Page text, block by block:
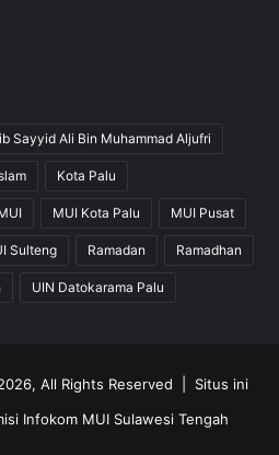
Sayyid Ali Bin Muhammad Aljufri
Kota Palu
MUI Kota Palu MUI Pusat
Sulteng Ramadan Ramadhan
UIN Datokarama Palu
All Rights Reserved | Situs ini
Infokom MUI Sulawesi Tengah